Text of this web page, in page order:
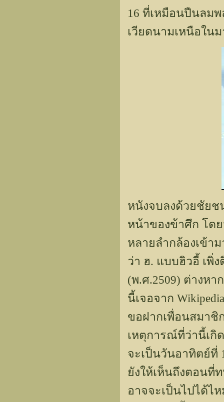
16 ที่เหมือนปืนลม
เวียดนามเหนือใน
หนังจบลงด้วยชัยช
หน้าของข้าศึก โดย
หลายลำกล้องเข้า
ว่า ฮ. แบบฮิวอี้ เพิ่
(พ.ศ.2509) ต่างหา
นี้เจอจาก
ขอฝากเพื่อนสมาชิ
เหตุการณ์ที่ว่านี้เกิ
จะเป็นวันอาทิตย์ที่
ยังให้เห็นถึงตอนที่
อาจจะเป็นไปได้ไ